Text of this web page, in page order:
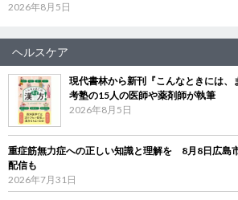
2026年8月5日
ヘルスケア
現代書林から新刊『こんなときには
考塾の15人の医師や薬剤師が執筆
2026年8月5日
重症筋無力症への正しい知識と理解を 8月8日広島
配信も
2026年7月31日